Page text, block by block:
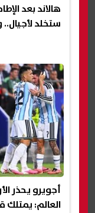
هالاند بعد
ستخلد
أجويرو يحذر
العالم: